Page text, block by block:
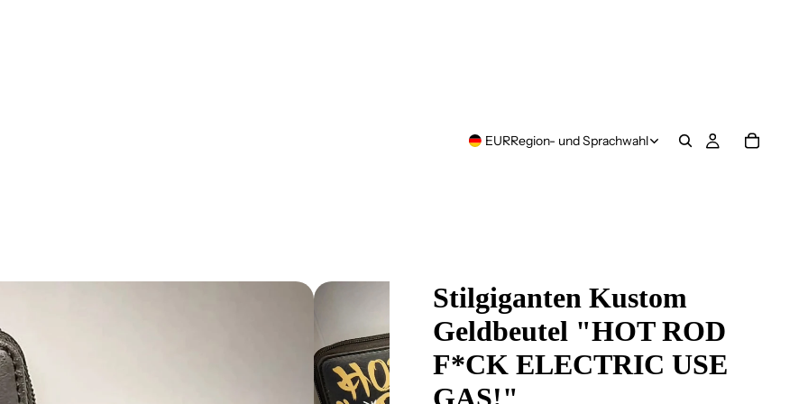
EURRegion- und Sprachwahl
Stilgiganten Kustom
Geldbeutel "HOT ROD
F*CK ELECTRIC USE